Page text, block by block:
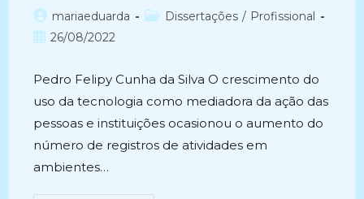
Autor
do
mariaeduarda
Categoria
Dissertações / Profissional
Post26/08/2022
Pedro Felipy Cunha da Silva O crescimento do
uso da tecnologia como mediadora da ação das
pessoas e instituições ocasionou o aumento do
número de registros de atividades em
ambientes…